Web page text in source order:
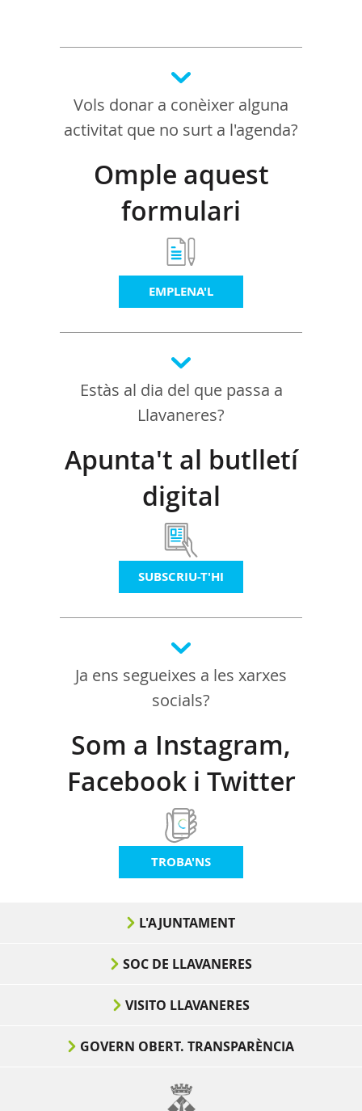
Vols donar a conèixer alguna
activitat que no surt a l'agenda?
Omple aquest
formulari
EMPLENA'L
Estàs al dia del que passa a
Llavaneres?
Apunta't al butlletí
digital
SUBSCRIU-T'HI
Ja ens segueixes a les xarxes
socials?
Som a Instagram,
Facebook i Twitter
TROBA'NS
L'AJUNTAMENT
SOC DE LLAVANERES
VISITO LLAVANERES
GOVERN OBERT. TRANSPARÈNCIA